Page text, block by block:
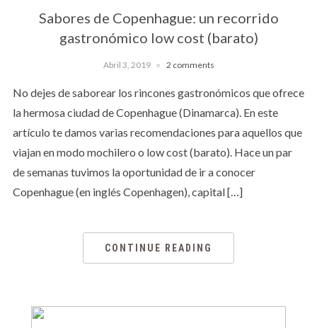
Sabores de Copenhague: un recorrido
gastronómico low cost (barato)
Abril 3, 2019 2 comments
No dejes de saborear los rincones gastronómicos que ofrece
la hermosa ciudad de Copenhague (Dinamarca). En este
artículo te damos varias recomendaciones para aquellos que
viajan en modo mochilero o low cost (barato). Hace un par
de semanas tuvimos la oportunidad de ir a conocer
Copenhague (en inglés Copenhagen), capital […]
CONTINUE READING